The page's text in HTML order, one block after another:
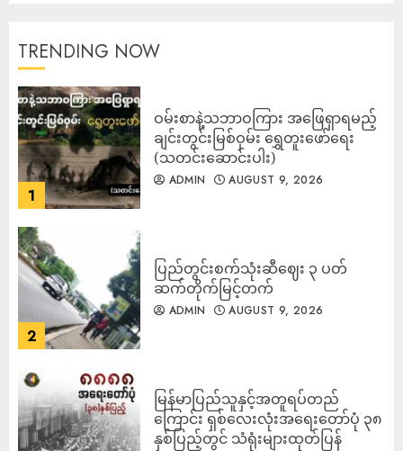
TRENDING NOW
1
ဝမ်းစာနဲ့သဘာဝကြား အဖြေရှာရမည့်
ချင်းတွင်းမြစ်ဝှမ်း ရွှေတူးဖော်ရေး
(သတင်းဆောင်းပါး)
ADMIN AUGUST 9, 2026
2
ပြည်တွင်းစက်သုံးဆီဈေး ၃ ပတ်
ဆက်တိုက်မြင့်တက်
ADMIN AUGUST 9, 2026
မြန်မာပြည်သူနှင့်အတူရပ်တည်
ကြောင်း ရှစ်လေးလုံးအရေးတော်ပုံ ၃၈
နှစ်ပြည့်တွင် သံရုံးများထုတ်ပြန်